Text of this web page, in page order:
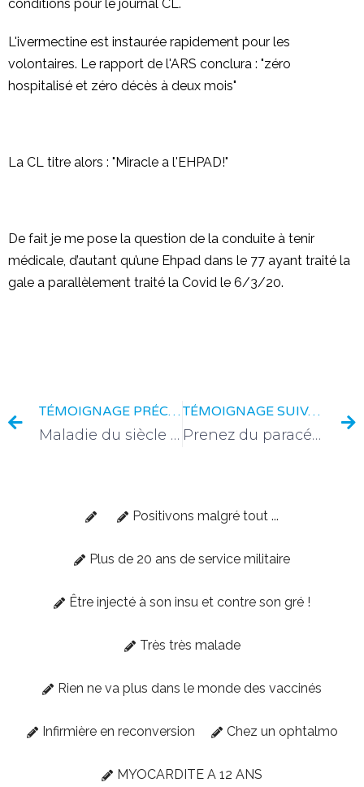
conditions pour le journal CL.
L'ivermectine est instaurée rapidement pour les
volontaires. Le rapport de l'ARS conclura : "zéro
hospitalisé et zéro décès à deux mois"
La CL titre alors : "Miracle a l'EHPAD!"
De fait je me pose la question de la conduite à tenir
médicale, d’autant qu’une Ehpad dans le 77 ayant traité la
gale a parallèlement traité la Covid le 6/3/20.
TÉMOIGNAGE PRÉCÉDENT
Maladie du siècle ??
TÉMOIGNAGE SUIVANT
Prenez du paracétamol
Positivons malgré tout ...
Plus de 20 ans de service militaire
Être injecté à son insu et contre son gré !
Très très malade
Rien ne va plus dans le monde des vaccinés
Infirmière en reconversion Chez un ophtalmo
MYOCARDITE A 12 ANS